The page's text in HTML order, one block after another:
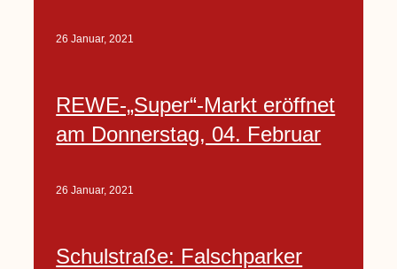
26 Januar, 2021
REWE-„Super“-Markt eröffnet
am Donnerstag, 04. Februar
26 Januar, 2021
Schulstraße: Falschparker